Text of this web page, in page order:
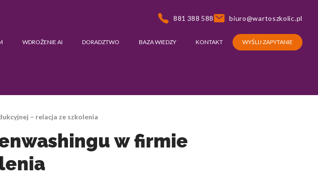
881 388 588 biuro@wartoszkolic.pl
WDROŻENIE AI DORADZTWO BAZA WIEDZY KONTAKT WYŚLIJ ZAPYTANIE
– relacja ze szkolenia
w firmie